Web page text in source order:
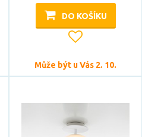
DO KOŠÍKU
Může být u Vás 2. 10.